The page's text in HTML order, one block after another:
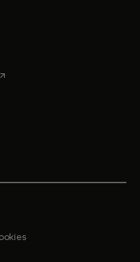
geöffnet
in einer neuen
neuen Registerkarte
in einer neuen
einer neuen Registerkarte